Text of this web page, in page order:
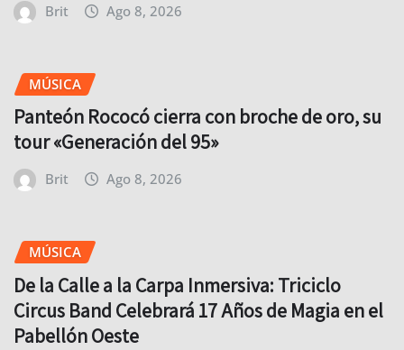
Brit Ago 8, 2026
MÚSICA
Panteón Rococó cierra con broche de oro, su
tour «Generación del 95»
Brit Ago 8, 2026
MÚSICA
De la Calle a la Carpa Inmersiva: Triciclo
Circus Band Celebrará 17 Años de Magia en el
Pabellón Oeste